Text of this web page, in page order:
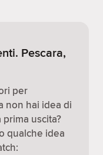
Pescara,
per
non hai idea di
uscita?
qualche idea